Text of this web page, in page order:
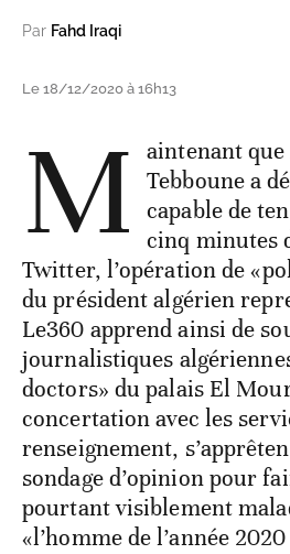
Par Fahd Iraqi
Le 18/12/2020 à 16h13
M
aintenant
Tebboune a
capable de
cinq minutes
Twitter, l’opération de
du président algérien
Le360 apprend ainsi de
journalistiques
doctors» du palais El
concertation avec les
renseignement,
sondage d’opinion pour
pourtant visiblement
«l’homme de l’année